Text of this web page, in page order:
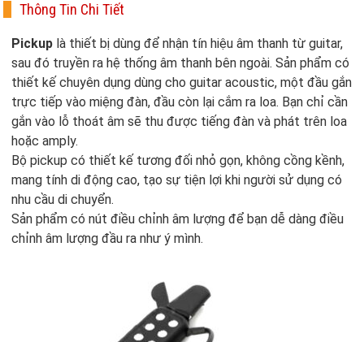
Thông Tin Chi Tiết
Pickup là thiết bị dùng để nhận tín hiệu âm thanh từ guitar,
sau đó truyền ra hệ thống âm thanh bên ngoài. Sản phẩm có
thiết kế chuyên dụng dùng cho guitar acoustic, một đầu gắn
trực tiếp vào miệng đàn, đầu còn lại cắm ra loa. Bạn chỉ cần
gắn vào lỗ thoát âm sẽ thu được tiếng đàn và phát trên loa
hoặc amply.
Bộ pickup có thiết kế tương đối nhỏ gọn, không cồng kềnh,
mang tính di động cao, tạo sự tiện lợi khi người sử dụng có
nhu cầu di chuyển.
Sản phẩm có nút điều chỉnh âm lượng để bạn dễ dàng điều
chỉnh âm lượng đầu ra như ý mình.